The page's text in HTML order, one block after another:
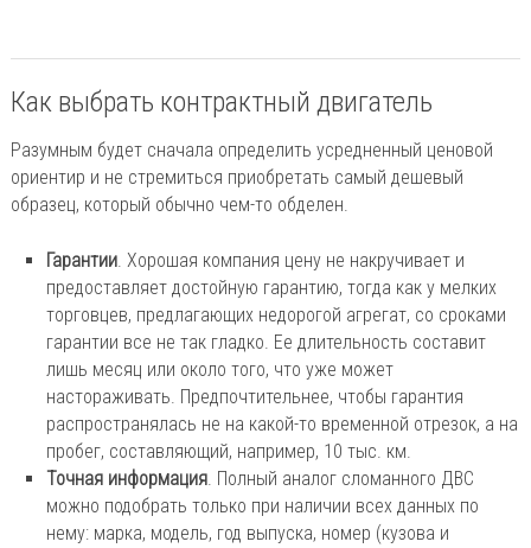
Как выбрать контрактный двигатель
Разумным будет сначала определить усредненный ценовой
ориентир и не стремиться приобретать самый дешевый
образец, который обычно чем-то обделен.
Гарантии. Хорошая компания цену не накручивает и
предоставляет достойную гарантию, тогда как у мелких
торговцев, предлагающих недорогой агрегат, со сроками
гарантии все не так гладко. Ее длительность составит
лишь месяц или около того, что уже может
настораживать. Предпочтительнее, чтобы гарантия
распространялась не на какой-то временной отрезок, а на
пробег, составляющий, например, 10 тыс. км.
Точная информация. Полный аналог сломанного ДВС
можно подобрать только при наличии всех данных по
нему: марка, модель, год выпуска, номер (кузова и